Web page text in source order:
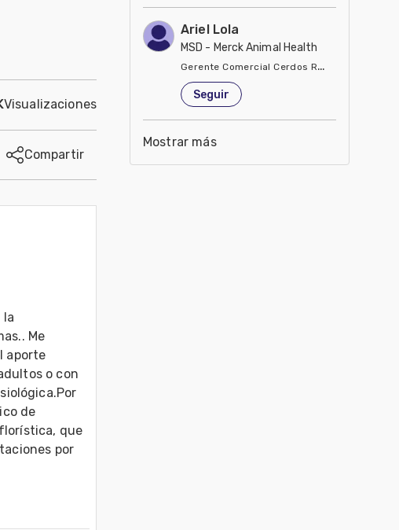
Visualizaciones
Compartir
la
Me
aporte
o con
de
que
por
Ariel Lola
MSD - Merck Animal Health
Gerente Comercial Cerdos Región Sur
Estados Unidos de América
Seguir
Mostrar más